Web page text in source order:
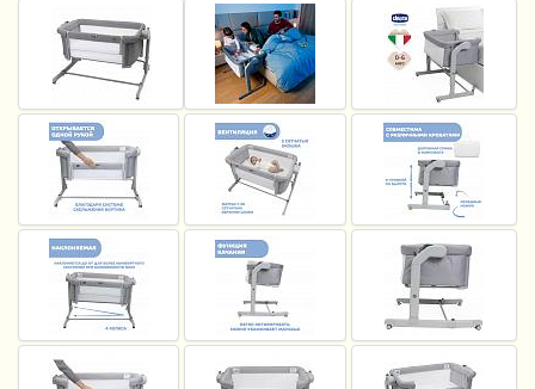
Качели, шезлонги
Манежи
Безопасность ребенка
Ходунки и прыгунки
Игры и развитие
Принадлежности для выписки
Сумки для мам и детей
Кенгуру и слинги